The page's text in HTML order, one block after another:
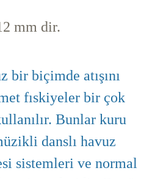
mm dir.
bir biçimde atışını
fıskiyeler bir çok
Bunlar kuru
danslı havuz
sistemleri ve normal